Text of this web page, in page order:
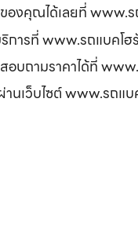
งคุณได้เลยที่ www.ร
ริการที่ www.รถแบคโ
บถามราคาได้ที่
นเว็บไซต์ www.รถแ